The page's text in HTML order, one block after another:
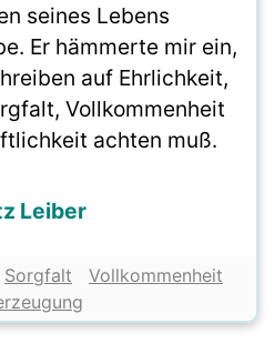
seines Lebens
Er hämmerte mir ein,
auf Ehrlichkeit,
Vollkommenheit
achten muß.
Leiber
Sorgfalt
Vollkommenheit